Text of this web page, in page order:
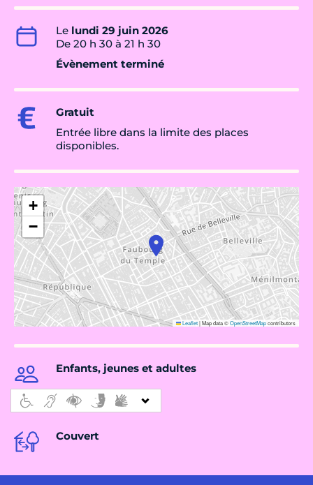
Le lundi 29 juin 2026
De 20 h 30 à 21 h 30
Évènement terminé
Gratuit
Entrée libre dans la limite des places
disponibles.
+
−
Leaflet|Map data ©OpenStreetMapcontributors
Enfants, jeunes et adultes
Couvert